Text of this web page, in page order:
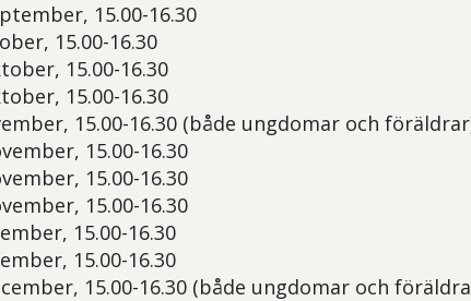
15.00-16.30
15.00-16.30
15.00-16.30
15.00-16.30
15.00-16.30 (både ungdomar och
15.00-16.30
15.00-16.30
15.00-16.30
15.00-16.30
15.00-16.30
15.00-16.30 (både ungdomar och